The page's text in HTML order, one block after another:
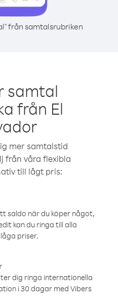
från samtalsrubriken
samtal
från El
mer samtalstid
från våra flexibla
till lågt pris:
saldo när du köper något,
kan du ringa till alla
priser.
dig ringa internationella
i 30 dagar med Vibers